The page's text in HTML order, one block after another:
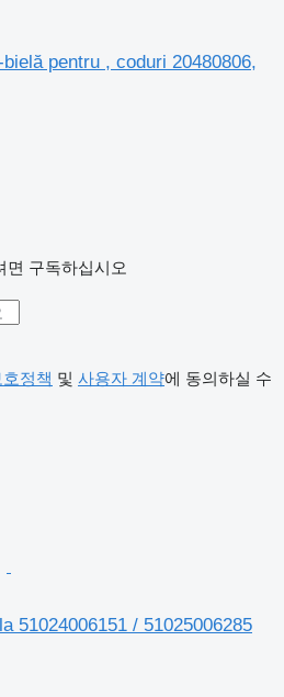
pentru , coduri 20480806,
면 구독하십시오
정책 및 사용자 계약에 동의하실 수
51024006151 / 51025006285